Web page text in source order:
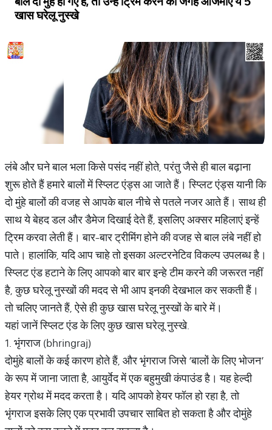
खास घरेलू नुस्खे
लंबे और घने बाल भला किसे पसंद नहीं होते, परंतु जैसे ही बाल बढ़ाना
शुरू होते हैं हमारे बालों में स्प्लिट एंड्स आ जाते हैं। स्प्लिट एंड्स यानी कि
दो मुंहे बालों की वजह से आपके बाल नीचे से पतले नजर आते हैं। साथ ही
साथ ये बेहद डल और डैमेज दिखाई देते हैं, इसलिए अक्सर महिलाएं इन्हें
ट्रिम करवा लेती हैं। बार-बार ट्रीमिंग होने की वजह से बाल लंबे नहीं हो
पाते। हालांकि, यदि आप चाहे तो इसका अल्टरनेटिव विकल्प उपलब्ध है।
स्प्लिट एंड हटाने के लिए आपको बार बार इन्हे टीम करने की जरूरत नहीं
है, कुछ घरेलू नुस्खों की मदद से भी आप इनकी देखभाल कर सकती हैं।
तो चलिए जानते हैं, ऐसे ही कुछ खास घरेलू नुस्खों के बारे में।
यहां जानें स्प्लिट एंड के लिए कुछ खास घरेलू नुस्खे.
1. भृंगराज (bhringraj)
दोमुंहे बालों के कई कारण होते हैं, और भृंगराज जिसे ‘बालों के लिए भोजन’
के रूप में जाना जाता है, आयुर्वेद में एक बहुमुखी कंपाउंड है। यह हेल्दी
हेयर ग्रोथ में मदद करता है। यदि आपको हेयर फॉल हो रहा है, तो
भृंगराज इसके लिए एक प्रभावी उपचार साबित हो सकता है और दोमुंहे